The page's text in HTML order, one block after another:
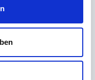
in Deutschland nur
wird
koronaren